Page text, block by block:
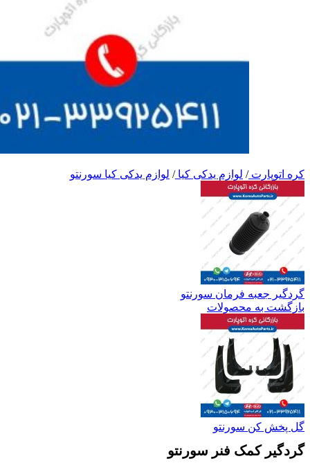
کره اتوپارت/ لوازم یدکی کیا/ لوازم یدکی کیا سورنتو
گردگیر جعبه فرمان سورنتو
بازگشت به محصولات
گل پخش کن سورنتو
گردگیر کمک فنر سورنتو